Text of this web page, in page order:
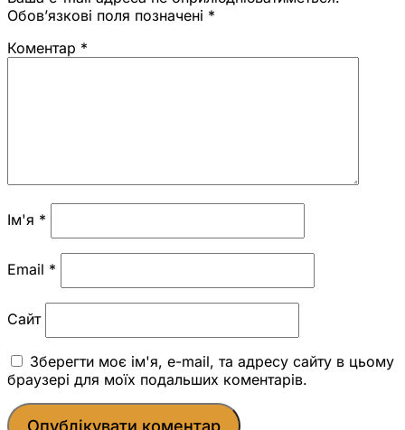
Обов’язкові поля позначені *
Коментар *
Ім'я *
Email *
Сайт
Зберегти моє ім'я, e-mail, та адресу сайту в цьому
браузері для моїх подальших коментарів.